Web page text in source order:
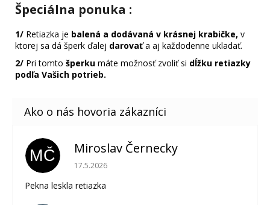
Špeciálna ponuka :
1/ Retiazka je balená a dodávaná v krásnej krabičke, v
ktorej sa dá šperk ďalej darovaťa aj každodenne ukladať.
2/ Pri tomto šperku máte možnosť zvoliť si dĺžku retiazky
podľa Vašich potrieb.
MČ Miroslav Černecky
Hodnotenie obchodu je 5 z 5 hviezdičiek.
17.5.2026
Pekna leskla retiazka